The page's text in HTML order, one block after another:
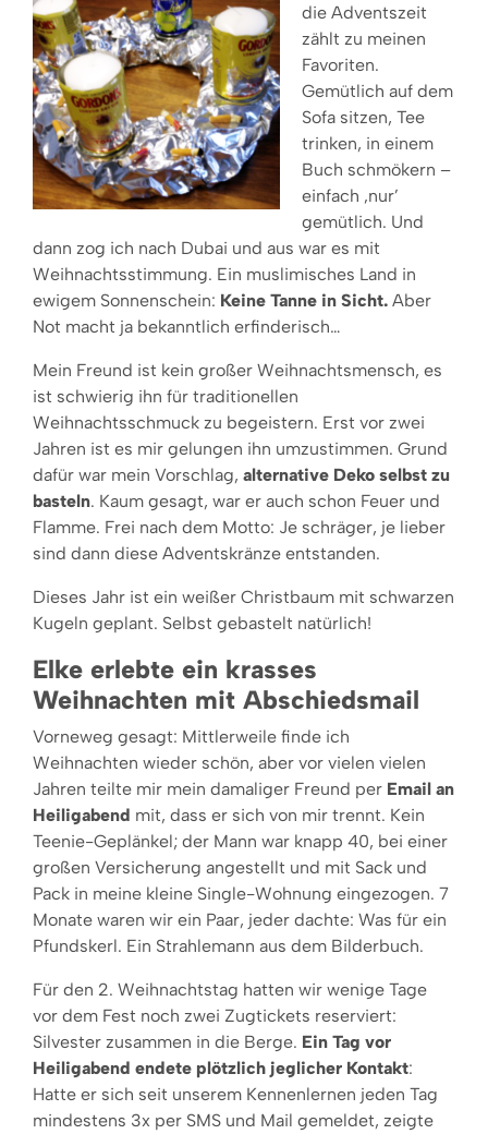
die Adventszeit
zählt zu meinen
Favoriten.
Gemütlich auf dem
Sofa sitzen, Tee
trinken, in einem
Buch schmökern –
einfach ‚nur’
gemütlich. Und
dann zog ich nach Dubai und aus war es mit
Weihnachtsstimmung. Ein muslimisches Land in
ewigem Sonnenschein: Keine Tanne in Sicht. Aber
Not macht ja bekanntlich erfinderisch…
Mein Freund ist kein großer Weihnachtsmensch, es
ist schwierig ihn für traditionellen
Weihnachtsschmuck zu begeistern. Erst vor zwei
Jahren ist es mir gelungen ihn umzustimmen. Grund
dafür war mein Vorschlag, alternative Deko selbst zu
basteln. Kaum gesagt, war er auch schon Feuer und
Flamme. Frei nach dem Motto: Je schräger, je lieber
sind dann diese Adventskränze entstanden.
Dieses Jahr ist ein weißer Christbaum mit schwarzen
Kugeln geplant. Selbst gebastelt natürlich!
Elke erlebte ein krasses
Weihnachten mit Abschiedsmail
Vorneweg gesagt: Mittlerweile finde ich
Weihnachten wieder schön, aber vor vielen vielen
Jahren teilte mir mein damaliger Freund per Email an
Heiligabend mit, dass er sich von mir trennt. Kein
Teenie-Geplänkel; der Mann war knapp 40, bei einer
großen Versicherung angestellt und mit Sack und
Pack in meine kleine Single-Wohnung eingezogen. 7
Monate waren wir ein Paar, jeder dachte: Was für ein
Pfundskerl. Ein Strahlemann aus dem Bilderbuch.
Für den 2. Weihnachtstag hatten wir wenige Tage
vor dem Fest noch zwei Zugtickets reserviert:
Silvester zusammen in die Berge. Ein Tag vor
Heiligabend endete plötzlich jeglicher Kontakt:
Hatte er sich seit unserem Kennenlernen jeden Tag
mindestens 3x per SMS und Mail gemeldet, zeigte